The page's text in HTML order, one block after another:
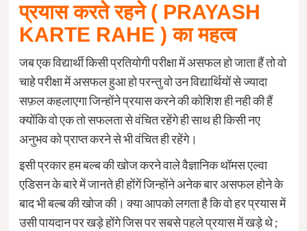
प्रयास करते रहने ( PRAYASH
KARTE RAHE ) का महत्व
जब एक विद्यार्थी किसी प्रतियोगी परीक्षा में असफल हो जाता हैं तो वो
चाहे परीक्षा में असफल हुआ हो परन्तु वो उन विद्यार्थियों से ज्यादा
सफ़ल कहलाएगा जिन्होंने प्रयास करने की कोशिश ही नही की हैं
क्योंकि वो एक तो सफलता से वंचित रहेंगे ही साथ ही किसी नए
अनुभव को प्राप्त करने से भी वंचित ही रहेंगे।
इसी प्रकार हम बल्ब की खोज करने वाले वैज्ञानिक थॉमस एल्वा
एडिसन के बारे में जानते ही होंगें जिन्होंने अनेक बार असफल होने के
बाद भी बल्ब की खोज की। क्या आपको लगता है कि वो हर प्रयास में
उसी पायदान पर खड़े होंगे जिस पर सबसे पहले प्रयास में खड़े थे ;